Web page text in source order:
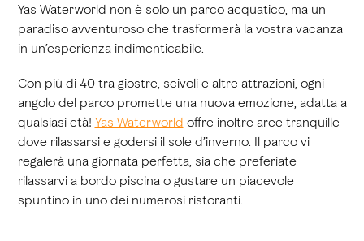
Yas Waterworld non è solo un parco acquatico, ma un
paradiso avventuroso che trasformerà la vostra vacanza
in un’esperienza indimenticabile.
Con più di 40 tra giostre, scivoli e altre attrazioni, ogni
angolo del parco promette una nuova emozione, adatta a
qualsiasi età! Yas Waterworld offre inoltre aree tranquille
dove rilassarsi e godersi il sole d’inverno. Il parco vi
regalerà una giornata perfetta, sia che preferiate
rilassarvi a bordo piscina o gustare un piacevole
spuntino in uno dei numerosi ristoranti.